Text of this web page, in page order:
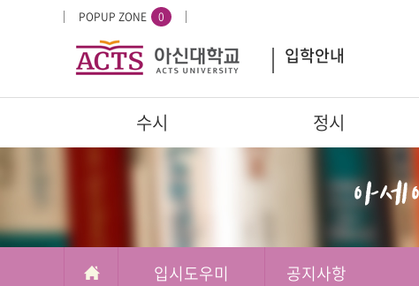
POPUP ZONE 0
입학안내
서
수시 정시
부가메뉴
학교정보
미
입시도우미 공지사항